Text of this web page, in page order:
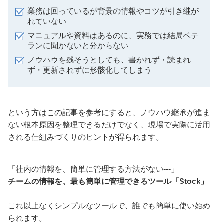
業務は回っているが背景の情報やコツが引き継が
れていない
マニュアルや資料はあるのに、実務では結局ベテ
ランに聞かないと分からない
ノウハウを残そうとしても、書かれず・読まれ
ず・更新されずに形骸化してしまう
という方はこの記事を参考にすると、ノウハウ継承が進ま
ない根本原因を整理できるだけでなく、現場で実際に活用
される仕組みづくりのヒントが得られます。
「社内の情報を、簡単に管理する方法がない---」
チームの情報を、最も簡単に管理できるツール「Stock」
これ以上なくシンプルなツールで、誰でも簡単に使い始め
られます。